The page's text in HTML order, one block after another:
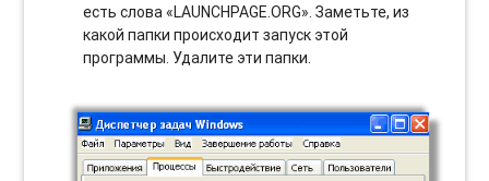
есть слова «LAUNCHPAGE.ORG». Заметьте, из
какой папки происходит запуск этой
программы. Удалите эти папки.